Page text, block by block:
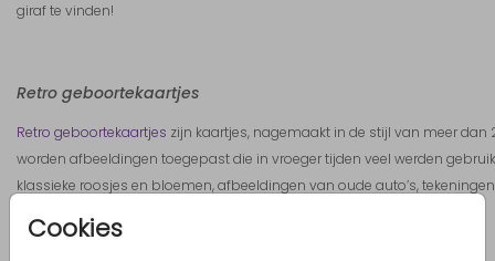
Cookies
giraf te vinden!
Retro geboortekaartjes
Retro geboortekaartjes zijn kaartjes, nagemaakt in de stijl van meer dan
worden afbeeldingen toegepast die in vroeger tijden veel werden
klassieke roosjes en bloemen, afbeeldingen van oude auto’s,